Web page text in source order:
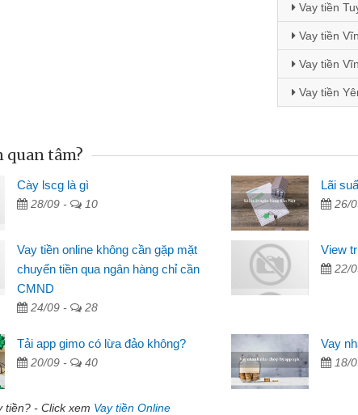
Vay tiền
Vay tiền
Vay tiền
Vay tiền
xe wave
online
cho bạn
vốn nhập
tôi đã giải
Mai Lan - Sinh viên
Tôi biết đến thông qua
sinh viên nên cần đóng tiền
thấy thủ tục nhanh gọn nên
Lâm Minh Chánh
cần có 2 triệu để giải quyết
được thôi. Cảm ơn đã giúp
quan tâm?
Cày lscg là gì
28/09 - 10
Lãi
26/
Vay tiền online không cần gặp mặt
chuyển tiền qua ngân hàng chỉ cần
CMND
24/09 - 28
View
22/
Tải app gimo có lừa đảo không?
20/09 - 40
Vay
18/
tiền? - Click xem Vay tiền Online